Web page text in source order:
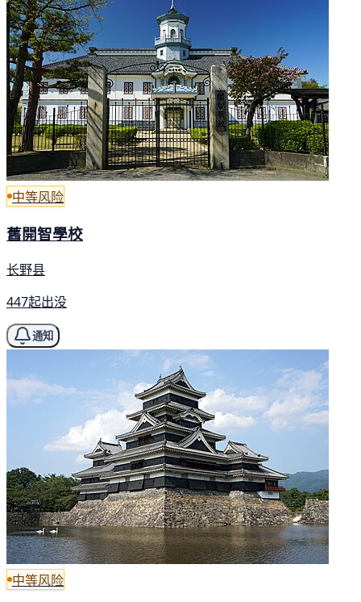
中等风险
舊開智學校
长野县
447起出没
通知
中等风险